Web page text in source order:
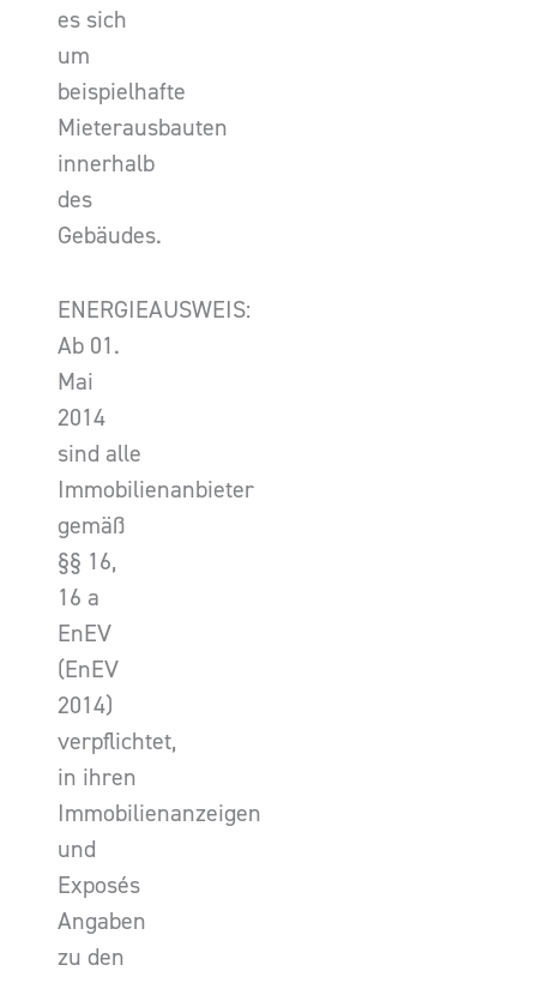
es sich
um
beispielhafte
Mieterausbauten
innerhalb
des
Gebäudes.
ENERGIEAUSWEIS:
Ab 01.
Mai
2014
sind alle
Immobilienanbieter
gemäß
§§ 16,
16 a
EnEV
(EnEV
2014)
verpflichtet,
in ihren
Immobilienanzeigen
und
Exposés
Angaben
zu den